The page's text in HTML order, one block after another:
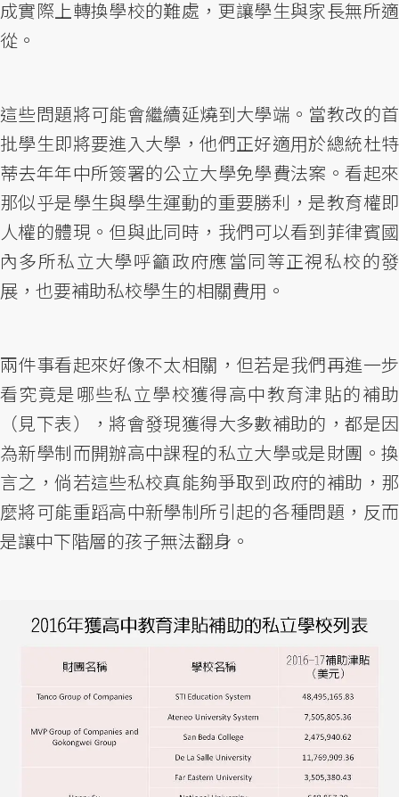
成實際上轉換學校的難處，更讓學生與家長無所適
從。
這些問題將可能會繼續延燒到大學端。當教改的首
批學生即將要進入大學，他們正好適用於總統杜特
蒂去年年中所簽署的公立大學免學費法案。看起來
那似乎是學生與學生運動的重要勝利，是教育權即
人權的體現。但與此同時，我們可以看到菲律賓國
內多所私立大學呼籲政府應當同等正視私校的發
展，也要補助私校學生的相關費用。
兩件事看起來好像不太相關，但若是我們再進一步
看究竟是哪些私立學校獲得高中教育津貼的補助
（見下表），將會發現獲得大多數補助的，都是因
為新學制而開辦高中課程的私立大學或是財團。換
言之，倘若這些私校真能夠爭取到政府的補助，那
麼將可能重蹈高中新學制所引起的各種問題，反而
是讓中下階層的孩子無法翻身。